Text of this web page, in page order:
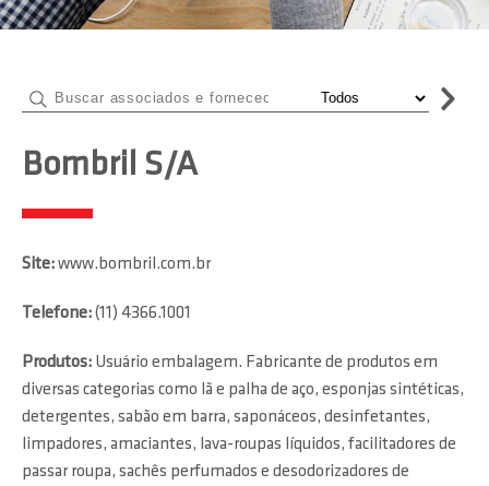
Bombril S/A
Site:www.bombril.com.br
Telefone:(11) 4366.1001
Produtos: Usuário embalagem. Fabricante de produtos em
diversas categorias como lã e palha de aço, esponjas sintéticas,
detergentes, sabão em barra, saponáceos, desinfetantes,
limpadores, amaciantes, lava-roupas líquidos, facilitadores de
passar roupa, sachês perfumados e desodorizadores de